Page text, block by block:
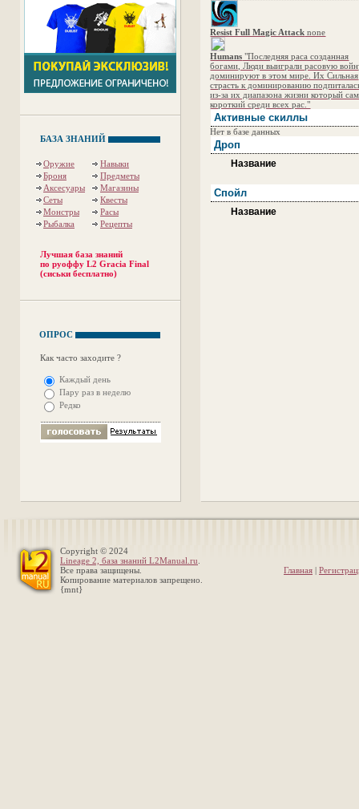
БАЗА ЗНАНИЙ
Оружие
Навыки
Броня
Предметы
Аксесуары
Магазины
Сеты
Квесты
Монстры
Расы
Рыбалка
Рецепты
Лучшая база знаний
по руоффу L2 Gracia Final
(сиськи бесплатно)
ОПРОС
Как часто заходите ?
Каждый день
Пару раз в неделю
Редко
Resist Full Magic Attack none
Humans "Последняя раса созданная
богами, Люди выиграли расовую
доминируют в этом мире. Их Сильная
страсть к доминированию
из-за их диапазона жизни который
короткий среди всех рас."
Активные скиллы
Нет в базе данных
Дроп
Название
Спойл
Название
Copyright © 2024
Lineage 2, база знаний L2Manual.ru
Все права защищены.
Копирование материалов запрещено.
{mnt}
Главная |